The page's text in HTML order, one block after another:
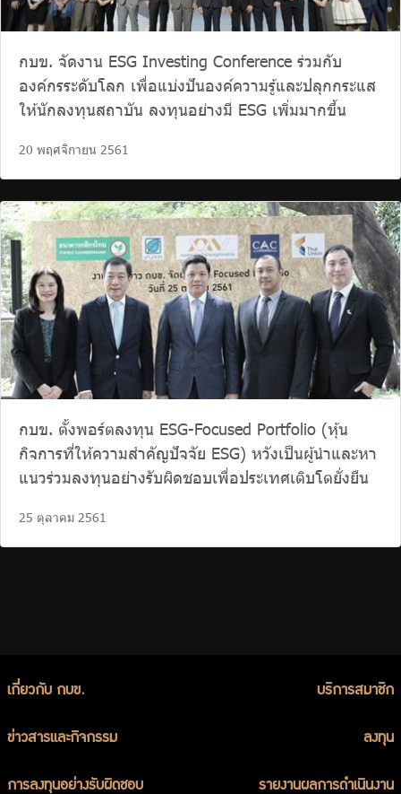
กบข. จัดงาน ESG Investing Conference ร่วมกับ
องค์กรระดับโลก เพื่อแบ่งปันองค์ความรู้และปลุกกระแส
ให้นักลงทุนสถาบัน ลงทุนอย่างมี ESG เพิ่มมากขึ้น
20 พฤศจิกายน 2561
กบข. ตั้งพอร์ตลงทุน ESG-Focused Portfolio (หุ้น
กิจการที่ให้ความสำคัญปัจจัย ESG) หวังเป็นผู้นำและหา
แนวร่วมลงทุนอย่างรับผิดชอบเพื่อประเทศเติบโตยั่งยืน
25 ตุลาคม 2561
เกี่ยวกับ กบข. บริการสมาชิก
ข่าวสารและกิจกรรม ลงทุน
การลงทุนอย่างรับผิดชอบ รายงานผลการดำเนินงาน